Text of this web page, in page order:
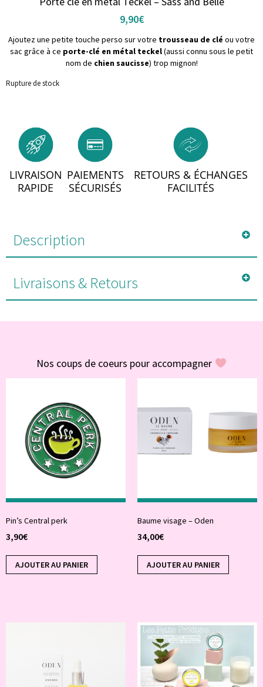
9,90€
Ajoutez une petite touche perso sur votre trousseau de clé ou votre
sac grâce à ce porte-clé en métal teckel(aussi connu sous le petit
nom de chien saucisse) trop mignon!
Rupture de stock
LIVRAISON
RAPIDE
PAIEMENTS
SÉCURISÉS
RETOURS & ÉCHANGES
FACILITÉS
Description
Livraisons & Retours
Nos coups de coeurs pour accompagner
Pin’s Central perk
3,90€
AJOUTER AU PANIER
Baume visage – Oden
34,00€
AJOUTER AU PANIER